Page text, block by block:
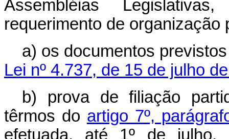
Assembléias
requerimento de
a) os documentos
Lei nº 4.737, de 15 de julho
b) prova de filiação
têrmos do artigo 7º,
efetuada, até 1º de julho,